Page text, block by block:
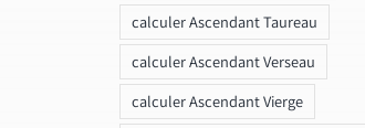
calculer Ascendant Taureau
calculer Ascendant Verseau
calculer Ascendant Vierge